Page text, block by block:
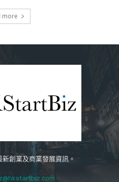
more
創業及商業發展資訊。